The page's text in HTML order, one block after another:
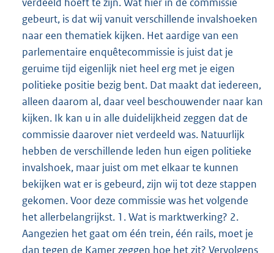
gebeurt, is dat wij vanuit verschillende invalshoeken
naar een thematiek kijken. Het aardige van een
parlementaire enquêtecommissie is juist dat je
geruime tijd eigenlijk niet heel erg met je eigen
politieke positie bezig bent. Dat maakt dat iedereen,
alleen daarom al, daar veel beschouwender naar kan
kijken. Ik kan u in alle duidelijkheid zeggen dat de
commissie daarover niet verdeeld was. Natuurlijk
hebben de verschillende leden hun eigen politieke
invalshoek, maar juist om met elkaar te kunnen
bekijken wat er is gebeurd, zijn wij tot deze stappen
gekomen. Voor deze commissie was het volgende
het allerbelangrijkst. 1. Wat is marktwerking? 2.
Aangezien het gaat om één trein, één rails, moet je
dan tegen de Kamer zeggen hoe het zit? Vervolgens